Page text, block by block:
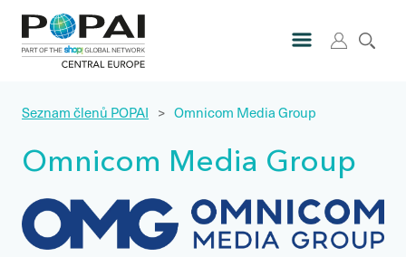
Seznam členů POPAI > Omnicom Media Group
Omnicom Media Group